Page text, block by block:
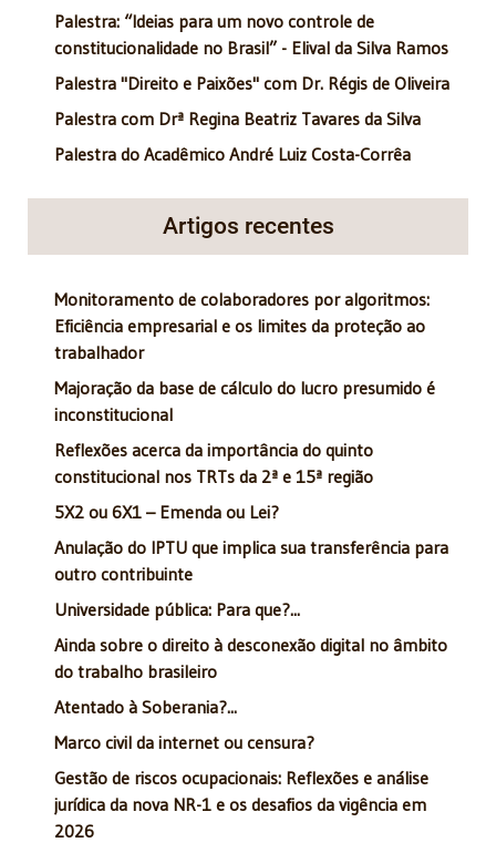
Palestra: “Ideias para um novo controle de
constitucionalidade no Brasil” - Elival da Silva Ramos
Palestra "Direito e Paixões" com Dr. Régis de Oliveira
Palestra com Drª Regina Beatriz Tavares da Silva
Palestra do Acadêmico André Luiz Costa-Corrêa
Artigos recentes
Monitoramento de colaboradores por algoritmos:
Eficiência empresarial e os limites da proteção ao
trabalhador
Majoração da base de cálculo do lucro presumido é
inconstitucional
Reflexões acerca da importância do quinto
constitucional nos TRTs da 2ª e 15ª região
5X2 ou 6X1 – Emenda ou Lei?
Anulação do IPTU que implica sua transferência para
outro contribuinte
Universidade pública: Para que?...
Ainda sobre o direito à desconexão digital no âmbito
do trabalho brasileiro
Atentado à Soberania?...
Marco civil da internet ou censura?
Gestão de riscos ocupacionais: Reflexões e análise
jurídica da nova NR-1 e os desafios da vigência em
2026